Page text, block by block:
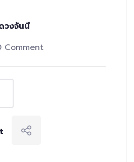
วงจันนี
Comment